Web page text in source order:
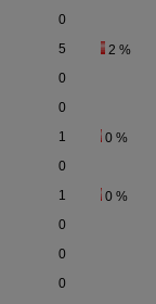
0
5 2 %
0
0
1 0 %
0
1 0 %
0
0
0